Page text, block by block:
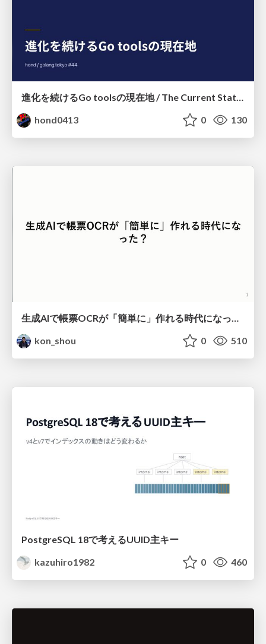
進化を続けるGo toolsの現在地 / The Current State of Ever-Evolving Go Tools
hond0413
0 130
生成AIで帳票OCRが「簡単に」作れる時代になった？
kon_shou
0 510
PostgreSQL 18で考えるUUID主キー
kazuhiro1982
0 460